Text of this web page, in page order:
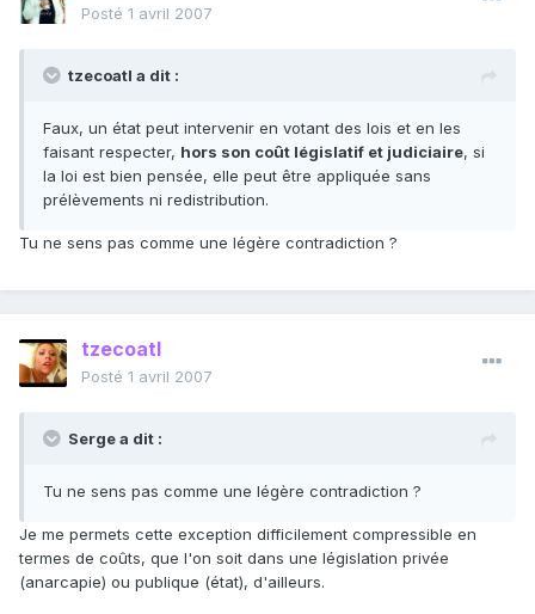
Posté 1 avril 2007
tzecoatl a dit :
Faux, un état peut intervenir en votant des lois et en les
faisant respecter, hors son coût législatif et judiciaire, si
la loi est bien pensée, elle peut être appliquée sans
prélèvements ni redistribution.
Tu ne sens pas comme une légère contradiction ?
tzecoatl
Posté 1 avril 2007
Serge a dit :
Tu ne sens pas comme une légère contradiction ?
Je me permets cette exception difficilement compressible en
termes de coûts, que l'on soit dans une législation privée
(anarcapie) ou publique (état), d'ailleurs.